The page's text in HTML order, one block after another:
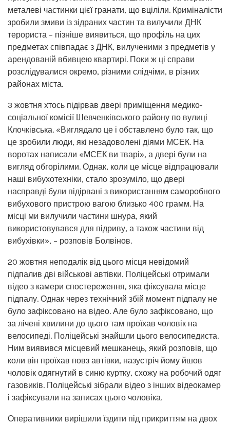
металеві частинки цієї гранати, що вціліли. Криміналісти
зробили змиви із зідраних частин та вилучили ДНК
терориста – пізніше виявиться, що профіль на цих
предметах співпадає з ДНК, вилученими з предметів у
арендованій вбивцею квартирі. Поки ж ці справи
розслідувалися окремо, різними слідчіми, в різних
районах міста.
3 жовтня хтось підірвав двері приміщення медико-
соціальної комісії Шевченківського району по вулиці
Клочківська. «Виглядало це і обставлено було так, що
це зробили люди, які незадоволені діями МСЕК. На
воротах написали «МСЕК ви тварі», а двері були на
вигляд обгорілими. Однак, коли це місце відпрацювали
наші вибухотехніки, стало зрозуміло, що двері
насправді були підірвані з використанням саморобного
вибухового пристрою вагою близько 400 грамм. На
місці ми вилучили частини шнура, який
використовувався для підриву, а також частини від
вибухівки», – розповів Болвінов.
20 жовтня неподалік від цього місця невідомий
підпалив дві військові автівки. Поліцейські отримали
відео з камери спостереження, яка фіксувала місце
підпалу. Однак через технічний збій момент підпалу не
було зафіксовано на відео. Але було зафіксовано, що
за лічені хвилини до цього там проїхав чоловік на
велосипеді. Поліцейські знайшли цього велосипедиста.
Ним виявився місцевий мешканець, який розповів, що
коли він проїхав повз автівки, назустріч йому йшов
чоловік одягнутий в синю куртку, схожу на робочий одяг
газовиків. Поліцейські зібрали відео з інших відеокамер
і зафіксували на записах цього чоловіка.
Оперативники вирішили їздити під прикриттям на двох